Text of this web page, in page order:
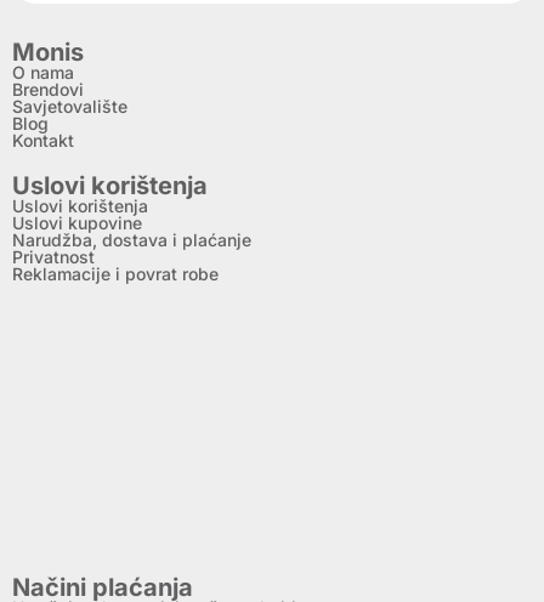
Monis
O nama
Brendovi
Savjetovalište
Blog
Kontakt
Uslovi korištenja
Uslovi korištenja
Uslovi kupovine
Narudžba, dostava i plaćanje
Privatnost
Reklamacije i povrat robe
Načini plaćanja